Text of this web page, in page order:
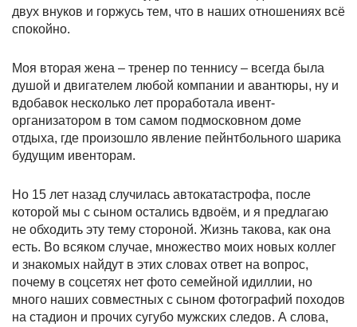
двух внуков и горжусь тем, что в наших отношениях всё
спокойно.
Моя вторая жена – тренер по теннису – всегда была
душой и двигателем любой компании и авантюры, ну и
вдобавок несколько лет проработала ивент-
организатором в том самом подмосковном доме
отдыха, где произошло явление пейнтбольного шарика
будущим ивенторам.
Но 15 лет назад случилась автокатастрофа, после
которой мы с сыном остались вдвоём, и я предлагаю
не обходить эту тему стороной. Жизнь такова, как она
есть. Во всяком случае, множество моих новых коллег
и знакомых найдут в этих словах ответ на вопрос,
почему в соцсетях нет фото семейной идиллии, но
много наших совместных с сыном фотографий походов
на стадион и прочих сугубо мужских следов. А слова,